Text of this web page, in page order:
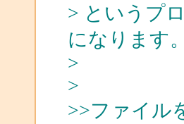
> というプ
になります。
>
>
>>ファイル